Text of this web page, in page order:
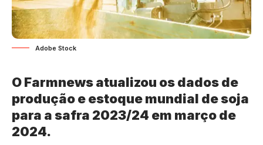
Adobe Stock
O Farmnews atualizou os dados de
produção e estoque mundial de soja
para a safra 2023/24 em março de
2024.